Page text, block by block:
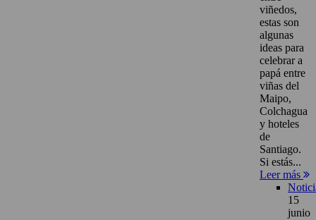
viñedos,
estas son
algunas
ideas para
celebrar a
papá entre
viñas del
Maipo,
Colchagua
y hoteles
de
Santiago.
Si estás...
Leer más
15
junio